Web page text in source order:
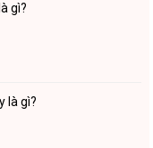
gì?
là gì?